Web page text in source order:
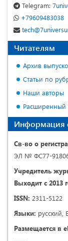
Telegram:
+79609483038
Читателям
Архив
Статьи по
Наши авторы
Расширенный
Информация
Св-во о
ЭЛ № ФС77-91806
Учредитель
Выходит с 2013
ISSN: 2311-5122
Языки: русский,
Размещается в